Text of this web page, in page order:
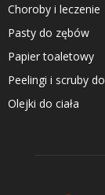
Choroby i leczenie
Pasty do zębów
Papier toaletowy
Peelingi i scruby
Olejki do ciała